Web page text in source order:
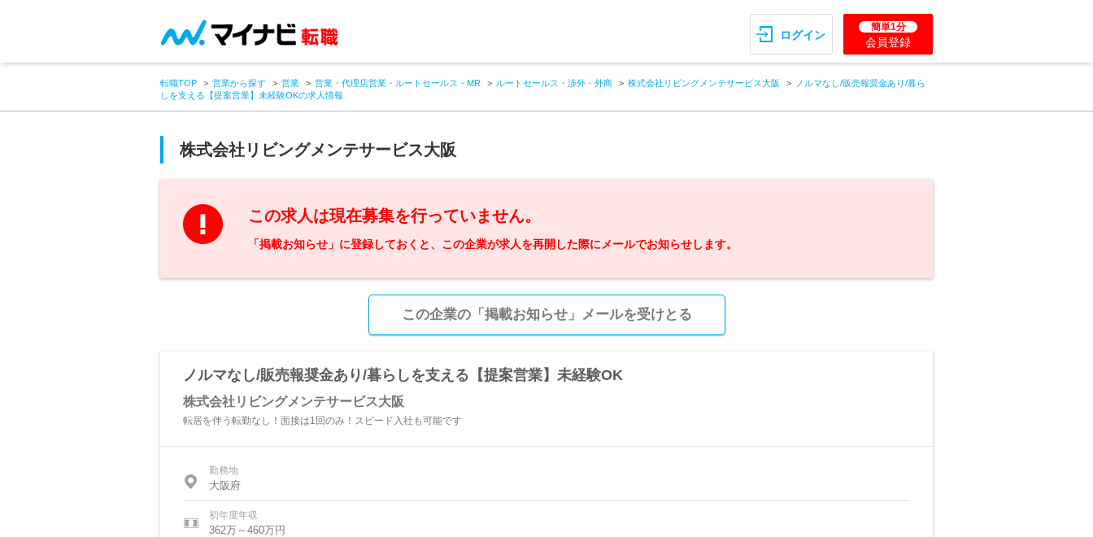
ログイン
簡単1分
会員登録
転職TOP 営業から探す 営業 営業・代理店営業・ルートセールス・MR ルートセールス・渉外・外商 株式会社リビングメンテサービス大阪
ノルマなし/販売報奨金あり/暮ら
しを支える【提案営業】未経験OKの求人情報
株式会社リビングメンテサービス大阪
この求人は現在募集を行っていません。
「掲載お知らせ」に登録しておくと、この企業が求人を再開した際にメールでお知らせします。
この企業の「掲載お知らせ」メールを受けとる
ノルマなし/販売報奨金あり/暮らしを支える【提案営業】未経験OK
株式会社リビングメンテサービス大阪
転居を伴う転勤なし！面接は1回のみ！スピード入社も可能です
勤務地
大阪府
初年度年収
362万～460万円